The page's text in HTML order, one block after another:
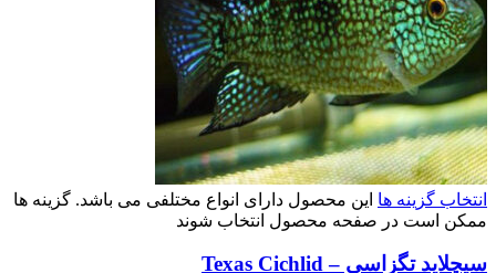
انتخاب گزینه ها این محصول دارای انواع مختلفی می باشد. گزینه ها
ممکن است در صفحه محصول انتخاب شوند
سیچلاید تگزاسی – Texas Cichlid